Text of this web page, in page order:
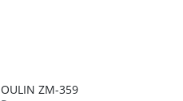
OULIN ZM-359